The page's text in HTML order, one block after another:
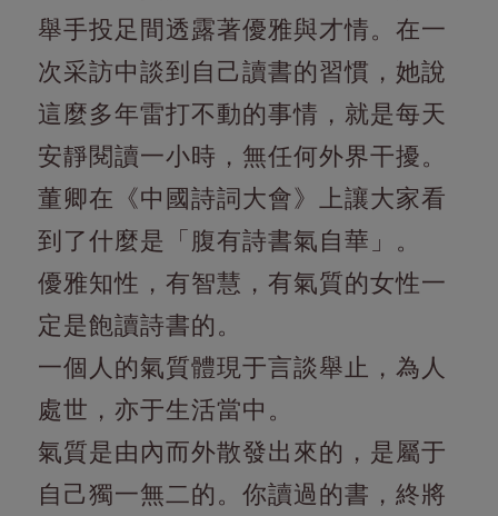
舉手投足間透露著優雅與才情。在一
次采訪中談到自己讀書的習慣，她說
這麼多年雷打不動的事情，就是每天
安靜閱讀一小時，無任何外界干擾。
董卿在《中國詩詞大會》上讓大家看
到了什麼是「腹有詩書氣自華」。
優雅知性，有智慧，有氣質的女性一
定是飽讀詩書的。
一個人的氣質體現于言談舉止，為人
處世，亦于生活當中。
氣質是由內而外散發出來的，是屬于
自己獨一無二的。你讀過的書，終將